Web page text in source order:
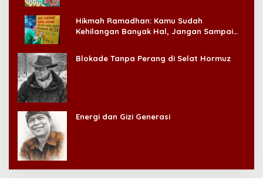
Hikmah Ramadhan: Kamu Sudah
Kehilangan Banyak Hal, Jangan Sampai
Blokade Tanpa Perang di Selat Hormuz
Energi dan Gizi Generasi